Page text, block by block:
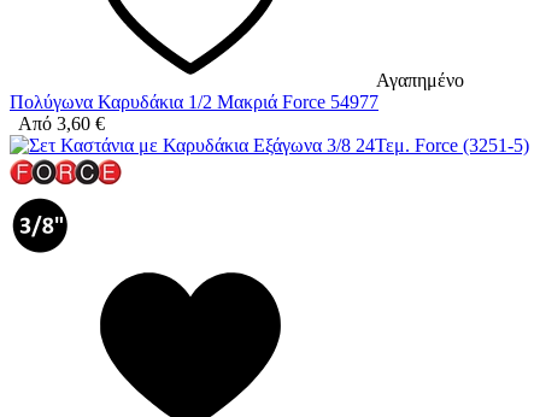
Αγαπημένο
Πολύγωνα Καρυδάκια 1/2 Μακριά Force 54977
Από 3,60 €